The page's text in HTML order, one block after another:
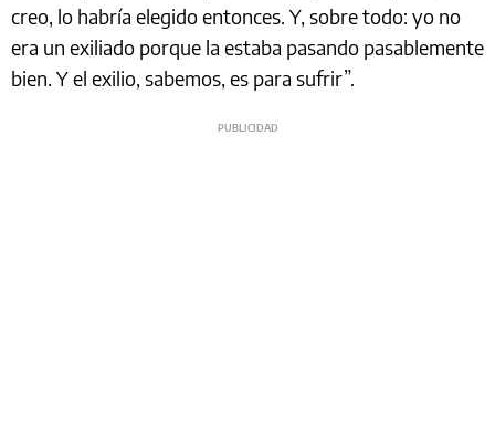
creo, lo habría elegido entonces. Y, sobre todo: yo no
era un exiliado porque la estaba pasando pasablemente
bien. Y el exilio, sabemos, es para sufrir”.